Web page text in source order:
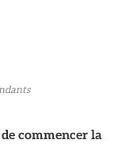
commencer la